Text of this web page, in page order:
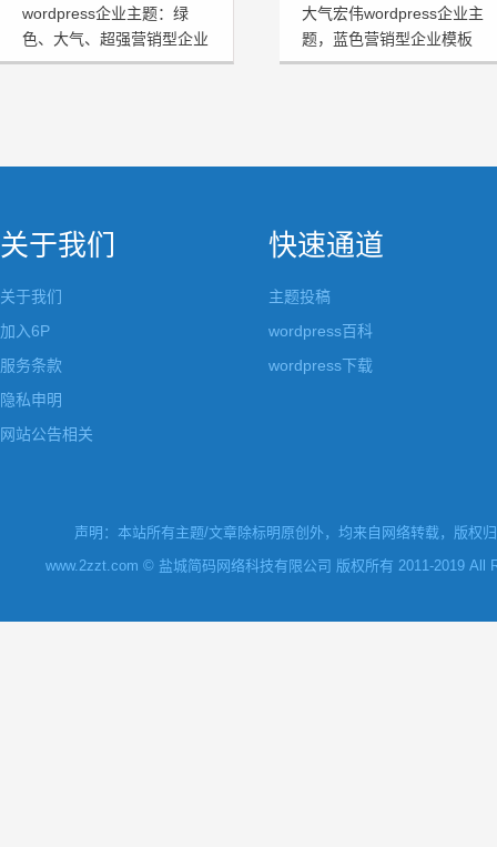
wordpress企业主题：绿
色、大气、超强营销型企业
模板HRtheme发布
大气宏伟wordpress企业主
题，蓝色营销型企业模板
HJtheme发布
关于我们
关于我们
加入6P
服务条款
隐私申明
网站公告相关
快速通道
主题投稿
wordpress百科
wordpress下载
声明：本站所有主题/文章除标明原创外，均来自网络转载，版权
www.2zzt.com © 盐城简码网络科技有限公司 版权所有 2011-2019